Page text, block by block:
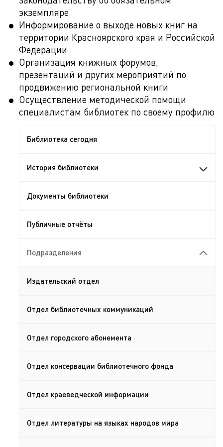
экземпляре
Информирование о выходе новых книг на
территории Красноярского края и Российской
Федерации
Организация книжных форумов,
презентаций и других мероприятий по
продвижению региональной книги
Осуществление методической помощи
специалистам библиотек по своему профилю
Библиотека сегодня
История библиотеки
Документы библиотеки
Публичные отчёты
Подразделения
Издательский отдел
Отдел библиотечных коммуникаций
Отдел городского абонемента
Отдел консервации библиотечного фонда
Отдел краеведческой информации
Отдел литературы на языках народов мира